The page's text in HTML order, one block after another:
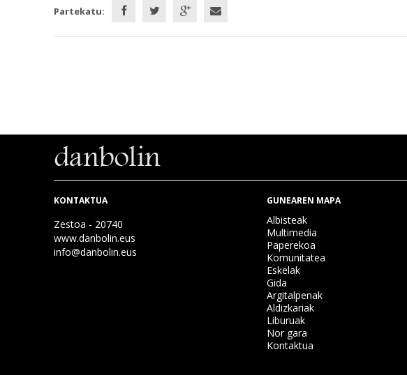
Partekatu:
KONTAKTUA
Zestoa - 20740
www.danbolin.eus
info@danbolin.eus
GUNEAREN MAPA
Albisteak
Multimedia
Paperekoa
Komunitatea
Eskelak
Gida
Argitalpenak
Aldizkariak
Liburuak
Nor gara
Kontaktua